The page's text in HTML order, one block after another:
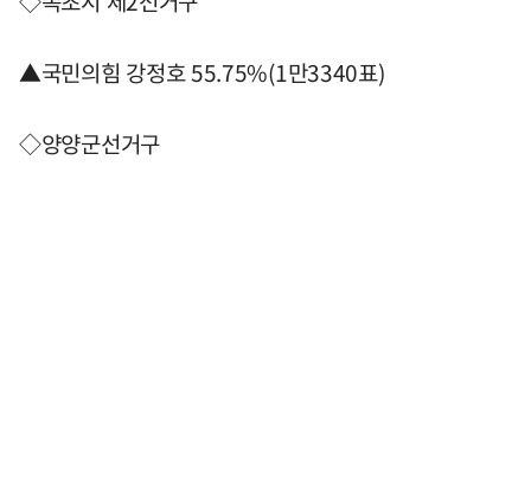
▲국민의힘 강정호 55.75%(1만3340표)
◇양양군선거구